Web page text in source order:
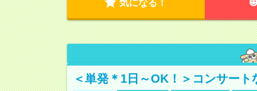
気になる！
＜単発＊1日～OK！＞コンサート